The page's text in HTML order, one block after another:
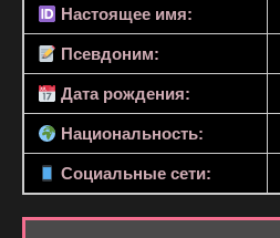
Настоящее имя:
Псевдоним:
Дата рождения:
Национальность:
Социальные сети: